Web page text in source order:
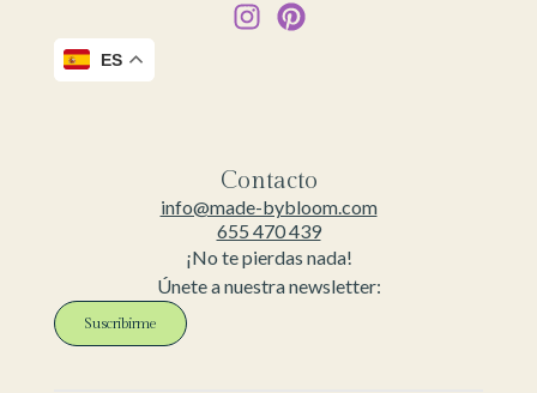
ES
Contacto
info@made-bybloom.com
655 470 439
¡No te pierdas nada!
Únete a nuestra newsletter:
Suscribirme